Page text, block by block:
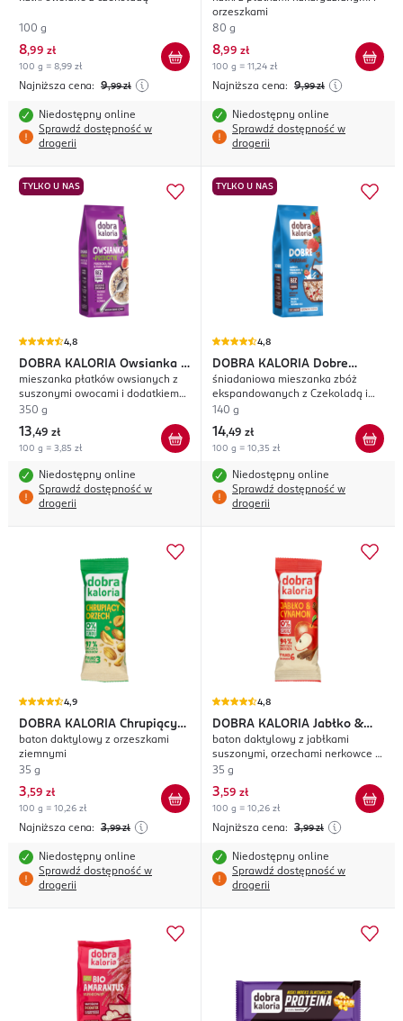
100 g
8,99 zł
100 g = 8,99 zł
Najniższa cena: 9,99 zł
Niedostępny online
Sprawdź dostępność w
drogerii
orzeszkami
80 g
8,99 zł
100 g = 11,24 zł
Najniższa cena: 9,99 zł
Niedostępny online
Sprawdź dostępność w
drogerii
TYLKO U NAS
4,8
DOBRA KALORIA Owsianka +
Probiotyk
mieszanka płatków owsianych z
suszonymi owocami i dodatkiem
Inuliny
350 g
13,49 zł
100 g = 3,85 zł
Niedostępny online
Sprawdź dostępność w
drogerii
TYLKO U NAS
4,8
DOBRA KALORIA Dobre
Śniadanie
śniadaniowa mieszanka zbóż
ekspandowanych z Czekoladą i
liofilizowanymi Truskawkami
140 g
14,49 zł
100 g = 10,35 zł
Niedostępny online
Sprawdź dostępność w
drogerii
4,9
DOBRA KALORIA Chrupiący
Orzech
baton daktylowy z orzeszkami
ziemnymi
35 g
3,59 zł
100 g = 10,26 zł
Najniższa cena: 3,99 zł
Niedostępny online
Sprawdź dostępność w
drogerii
4,8
DOBRA KALORIA Jabłko &
Cynamon
baton daktylowy z jabłkami
suszonymi, orzechami nerkowce i
cynamonem
35 g
3,59 zł
100 g = 10,26 zł
Najniższa cena: 3,99 zł
Niedostępny online
Sprawdź dostępność w
drogerii